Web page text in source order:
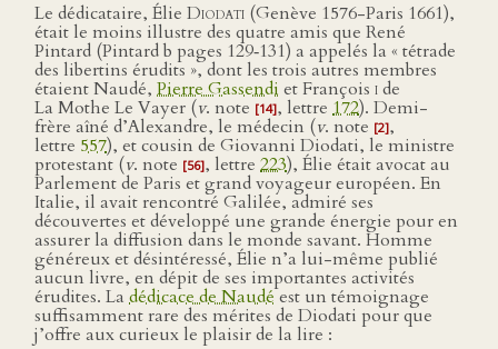
Le dédicataire, Élie Diodati (Genève 1576-Paris 1661),
était le moins illustre des quatre amis que René
Pintard (Pintard b pages 129‑131) a appelés la « tétrade
des libertins érudits », dont les trois autres membres
étaient Naudé, Pierre Gassendi et François ide
La Mothe Le Vayer (v. note [14], lettre 172). Demi-
frère aîné d’Alexandre, le médecin (v. note [2],
lettre 557), et cousin de Giovanni Diodati, le ministre
protestant (v. note [56], lettre 223), Élie était avocat au
Parlement de Paris et grand voyageur européen. En
Italie, il avait rencontré Galilée, admiré ses
découvertes et développé une grande énergie pour en
assurer la diffusion dans le monde savant. Homme
généreux et désintéressé, Élie n’a lui-même publié
aucun livre, en dépit de ses importantes activités
érudites. La dédicace de Naudéest un témoignage
suffisamment rare des mérites de Diodati pour que
j’offre aux curieux le plaisir de la lire :